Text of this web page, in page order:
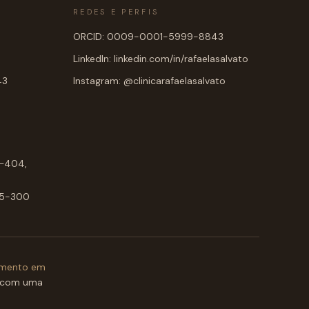
300
REDES E PERFIS
ORCID: 0009-0001-5999-8843
LinkedIn: linkedin.com/in/rafaelasalvato
Instagram: @clinicarafaelasalvato
em
uma